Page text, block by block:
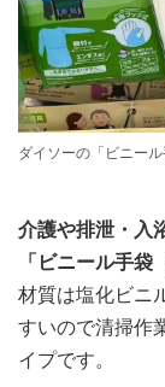
ダイソーの「ビニール
介護や排泄・入
「ビニール手袋
材質は塩化ビニ
すいので清掃作
イプです。